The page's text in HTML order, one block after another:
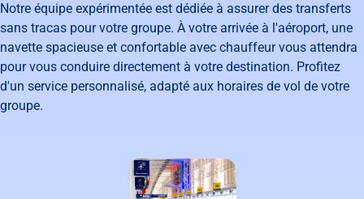
Notre équipe expérimentée est dédiée à assurer des transferts
sans tracas pour votre groupe. À votre arrivée à l'aéroport, une
navette spacieuse et confortable avec chauffeur vous attendra
pour vous conduire directement à votre destination. Profitez
d'un service personnalisé, adapté aux horaires de vol de votre
groupe.